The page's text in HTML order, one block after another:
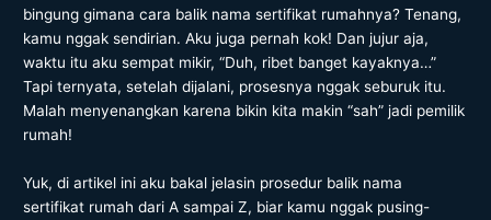
bingung gimana cara balik nama sertifikat rumahnya? Tenang,
kamu nggak sendirian. Aku juga pernah kok! Dan jujur aja,
waktu itu aku sempat mikir, “Duh, ribet banget kayaknya…”
Tapi ternyata, setelah dijalani, prosesnya nggak seburuk itu.
Malah menyenangkan karena bikin kita makin “sah” jadi pemilik
rumah!
Yuk, di artikel ini aku bakal jelasin prosedur balik nama
sertifikat rumah dari A sampai Z, biar kamu nggak pusing-